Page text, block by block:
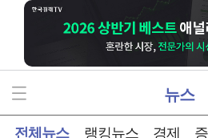
뉴스
전체뉴스 랭킹뉴스 경제